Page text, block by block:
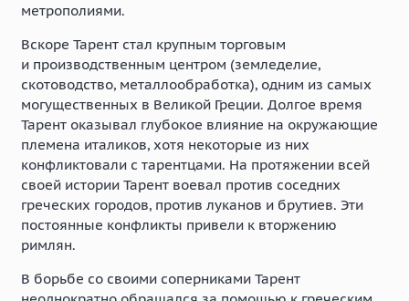
метрополиями.
Вскоре Тарент стал крупным торговым
и производственным центром (земледелие,
скотоводство, металлообработка), одним из самых
могущественных в Великой Греции. Долгое время
Тарент оказывал глубокое влияние на окружающие
племена италиков, хотя некоторые из них
конфликтовали с тарентцами. На протяжении всей
своей истории Тарент воевал против соседних
греческих городов, против луканов и брутиев. Эти
постоянные конфликты привели к вторжению
римлян.
В борьбе со своими соперниками Тарент